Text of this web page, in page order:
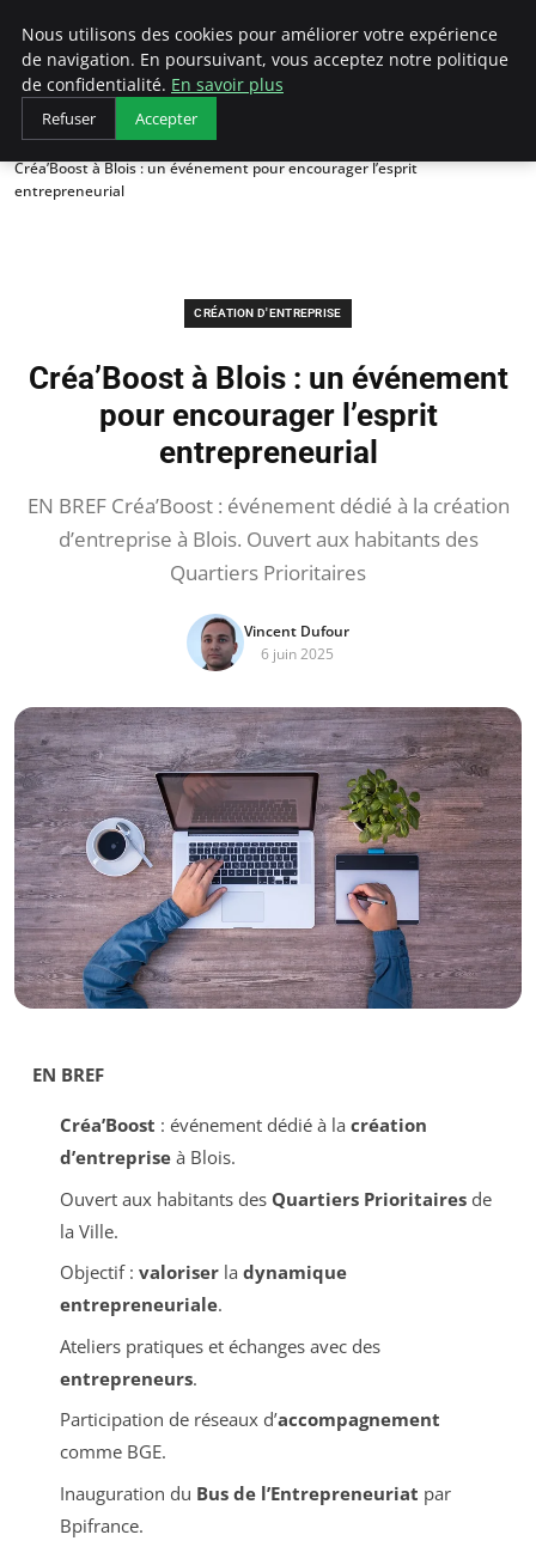
LECFCM
Accueil
Création d'entreprise
Créa’Boost à Blois : un événement pour encourager l’esprit
entrepreneurial
CRÉATION D'ENTREPRISE
Créa’Boost à Blois : un événement
pour encourager l’esprit
entrepreneurial
EN BREF Créa’Boost : événement dédié à la création
d’entreprise à Blois. Ouvert aux habitants des
Quartiers Prioritaires
Vincent Dufour
6 juin 2025
EN BREF
Créa’Boost : événement dédié à la création
d’entrepriseà Blois.
Ouvert aux habitants des Quartiers Prioritairesde
la Ville.
Objectif : valoriserla dynamique
entrepreneuriale.
Ateliers pratiques et échanges avec des
entrepreneurs.
Participation de réseaux d’accompagnement
comme BGE.
Inauguration du Bus de l’Entrepreneuriat par
Bpifrance.
Nous utilisons des cookies pour améliorer votre expérience
de navigation. En poursuivant, vous acceptez notre politique
de confidentialité. En savoir plus
Refuser Accepter